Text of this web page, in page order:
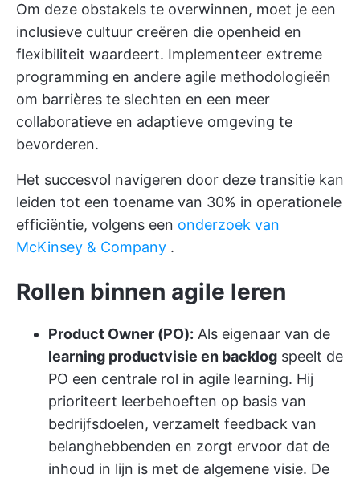
Om deze obstakels te overwinnen, moet je een
inclusieve cultuur creëren die openheid en
flexibiliteit waardeert. Implementeer extreme
programming en andere agile methodologieën
om barrières te slechten en een meer
collaboratieve en adaptieve omgeving te
bevorderen.
Het succesvol navigeren door deze transitie kan
leiden tot een toename van 30% in operationele
efficiëntie, volgens een onderzoek van
McKinsey & Company .
Rollen binnen agile leren
Product Owner (PO): Als eigenaar van de
learning productvisie en backlog speelt de
PO een centrale rol in agile learning. Hij
prioriteert leerbehoeften op basis van
bedrijfsdoelen, verzamelt feedback van
belanghebbenden en zorgt ervoor dat de
inhoud in lijn is met de algemene visie. De